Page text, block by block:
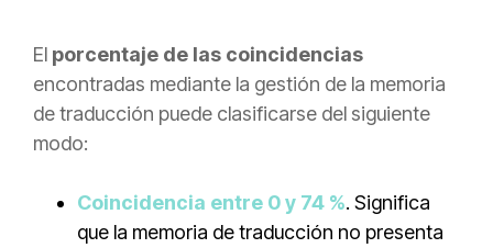
El porcentaje de las coincidencias
encontradas mediante la gestión de la memoria
de traducción puede clasificarse del siguiente
modo:
Coincidencia entre 0 y 74 %. Significa
que la memoria de traducción no presenta